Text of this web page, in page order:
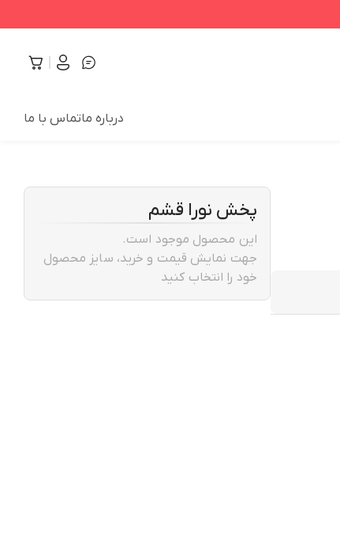
درباره ماتماس با ما
پخش نورا قشم
این محصول موجود است.
جهت نمایش قیمت و خرید، سایز محصول
خود را انتخاب کنید